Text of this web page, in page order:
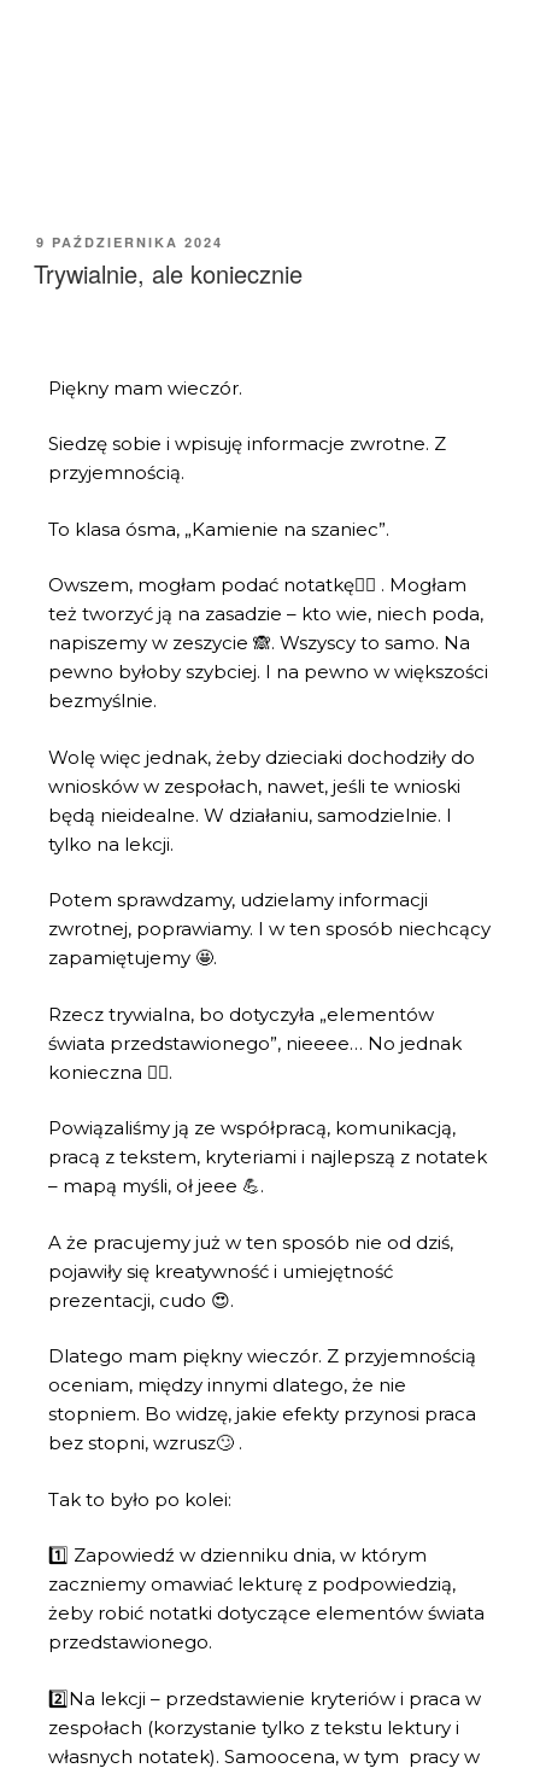
9 PAŹDZIERNIKA 2024
Trywialnie, ale koniecznie
Piękny mam wieczór.
Siedzę sobie i wpisuję informacje zwrotne. Z
przyjemnością.
To klasa ósma, „Kamienie na szaniec”.
Owszem, mogłam podać notatkę🤷‍♀️ . Mogłam
też tworzyć ją na zasadzie – kto wie, niech poda,
napiszemy w zeszycie 🙈. Wszyscy to samo. Na
pewno byłoby szybciej. I na pewno w większości
bezmyślnie.
Wolę więc jednak, żeby dzieciaki dochodziły do
wniosków w zespołach, nawet, jeśli te wnioski
będą nieidealne. W działaniu, samodzielnie. I
tylko na lekcji.
Potem sprawdzamy, udzielamy informacji
zwrotnej, poprawiamy. I w ten sposób niechcący
zapamiętujemy 🤩.
Rzecz trywialna, bo dotyczyła „elementów
świata przedstawionego”, nieeee… No jednak
konieczna 🤷‍♀️.
Powiązaliśmy ją ze współpracą, komunikacją,
pracą z tekstem, kryteriami i najlepszą z notatek
– mapą myśli, oł jeee 💪.
A że pracujemy już w ten sposób nie od dziś,
pojawiły się kreatywność i umiejętność
prezentacji, cudo 😍.
Dlatego mam piękny wieczór. Z przyjemnością
oceniam, między innymi dlatego, że nie
stopniem. Bo widzę, jakie efekty przynosi praca
bez stopni, wzrusz🙄 .
Tak to było po kolei:
1️⃣ Zapowiedź w dzienniku dnia, w którym
zaczniemy omawiać lekturę z podpowiedzią,
żeby robić notatki dotyczące elementów świata
przedstawionego.
2️⃣Na lekcji – przedstawienie kryteriów i praca w
zespołach (korzystanie tylko z tekstu lektury i
własnych notatek). Samoocena, w tym pracy w